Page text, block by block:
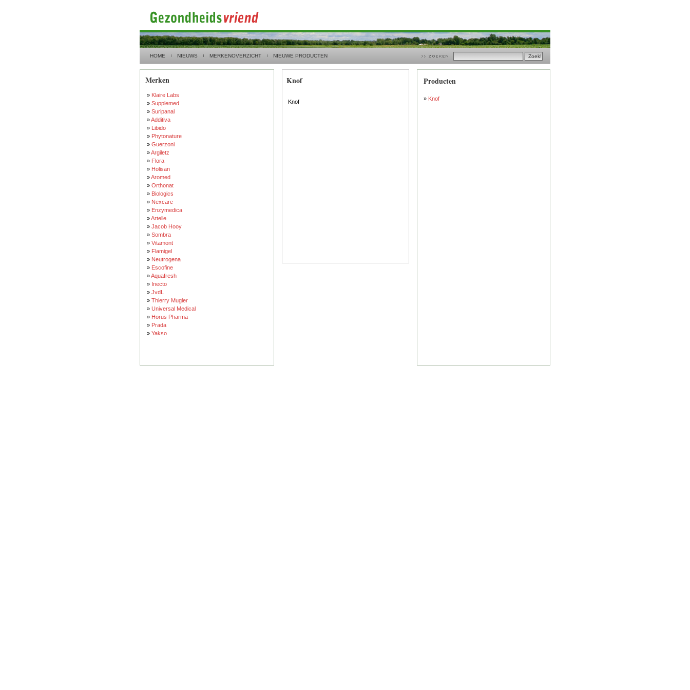
HOME NIEUWS MERKENOVERZICHT NIEUWE PRODUCTEN
Merken
» Klaire Labs
» Supplemed
» Suripanal
»Additiva
» Libido
» Phytonature
» Guerzoni
»Argiletz
» Flora
» Holisan
»Aromed
» Orthonat
» Biologics
» Nexcare
» Enzymedica
»Artelle
» Jacob Hooy
» Sombra
» Vitamont
» Flamigel
» Neutrogena
» Escofine
»Aquafresh
» Inecto
» JvdL
» Thierry Mugler
» Universal Medical
» Horus Pharma
» Prada
» Yakso
Knof
Knof
Producten
» Knof